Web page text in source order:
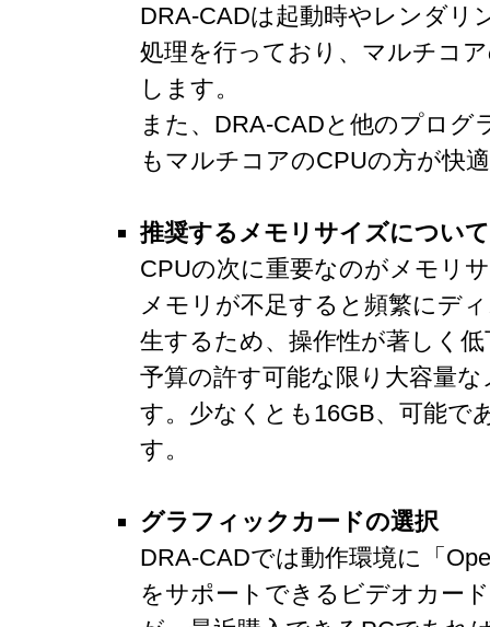
DRA-CADは起動時やレンダリ
処理を行っており、マルチコ
します。
また、DRA-CADと他のプログ
もマルチコアのCPUの方が快
推奨するメモリサイズについて
CPUの次に重要なのがメモリ
メモリが不足すると頻繁にデ
生するため、操作性が著しく
予算の許す可能な限り大容量
す。少なくとも16GB、可能で
す。
グラフィックカードの選択
DRA-CADでは動作環境に「
をサポートできるビデオカー